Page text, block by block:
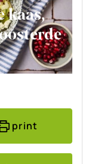
kaas,
print